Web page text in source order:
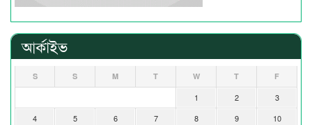
আর্কাইভ
S S M T W T F
1 2
3
4
5 6 7 8 9
10